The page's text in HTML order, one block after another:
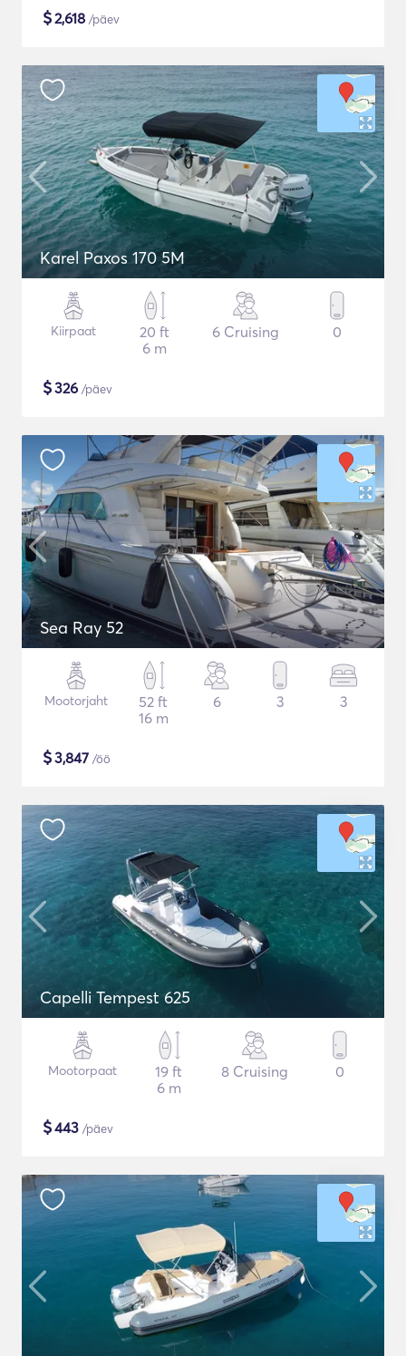
$2,618 /päev
Karel Paxos 170 5M
Kiirpaat
20 ft
6 m
6 Cruising 0
$326 /päev
Sea Ray 52
Mootorjaht
52 ft
16 m
6 3 3
$3,847 /öö
Capelli Tempest 625
Mootorpaat
19 ft
6 m
8 Cruising 0
$443 /päev